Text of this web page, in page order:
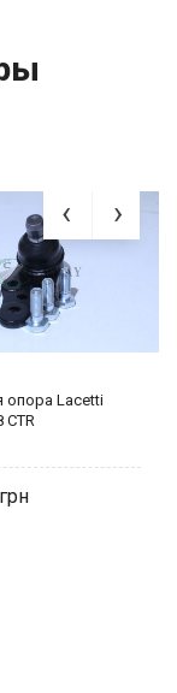
опора Lacetti
CTR